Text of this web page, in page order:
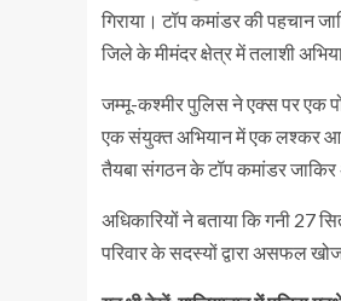
गिराया। टॉप कमांडर की पहचान
जिले के मीमंदर क्षेत्र में तलाशी
जम्मू-कश्मीर पुलिस ने एक्स पर एक
एक संयुक्त अभियान में एक लश्कर
तैयबा संगठन के टॉप कमांडर
अधिकारियों ने बताया कि गनी 27
परिवार के सदस्यों द्वारा असफल